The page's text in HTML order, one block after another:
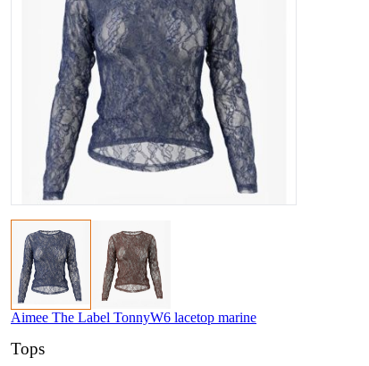
Aimee The Label TonnyW6 lacetop marine
Tops